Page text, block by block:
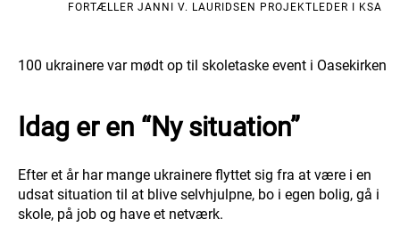
FORTÆLLER JANNI V. LAURIDSEN PROJEKTLEDER I KSA
100 ukrainere var mødt op til skoletaske event i Oasekirken
Idag er en “Ny situation”
Efter et år har mange ukrainere flyttet sig fra at være i en
udsat situation til at blive selvhjulpne, bo i egen bolig, gå i
skole, på job og have et netværk.